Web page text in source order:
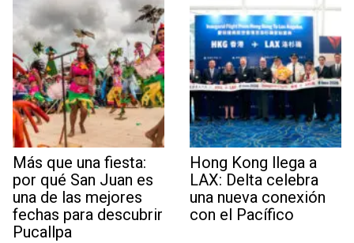
Más que una fiesta:
por qué San Juan es
una de las mejores
fechas para descubrir
Pucallpa
Hong Kong llega a
LAX: Delta celebra
una nueva conexión
con el Pacífico